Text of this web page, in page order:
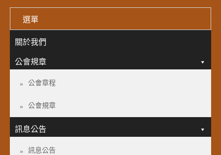
選單
關於我們
公會規章
公會章程
公會規章
訊息公告
訊息公告